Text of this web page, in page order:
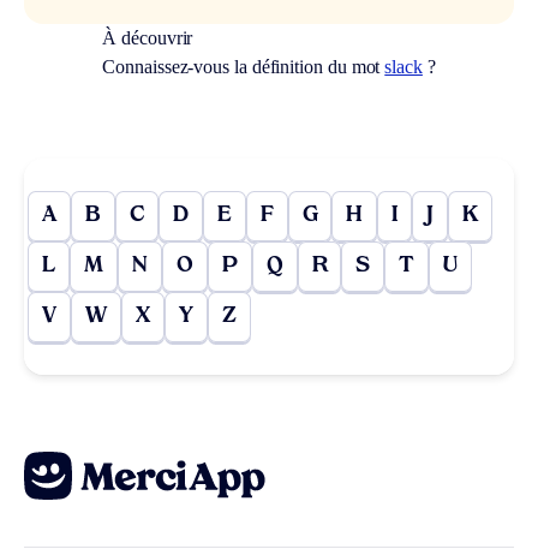
À découvrir
Connaissez-vous la définition du motslack?
A B C D E F G H I J K
L M N O P Q R S T U
V W X Y Z